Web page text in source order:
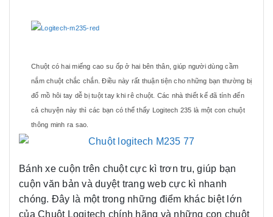
Chuột có hai miếng cao su ốp ở hai bên thân, giúp người dùng cầm
nắm chuột chắc chắn. Điều này rất thuận tiện cho những bạn thường bị
đổ mồ hôi tay dễ bị tuột tay khi rê chuột. Các nhà thiết kế đã tính đến
cả chuyện này thì các bạn có thể thấy Logitech 235 là một con chuột
thông minh ra sao.
Bánh xe cuộn trên chuột cực kì trơn tru, giúp bạn
cuộn văn bản và duyệt trang web cực kì nhanh
chóng. Đây là một trong những điểm khác biệt lớn
của Chuột Logitech chính hãng và những con chuột